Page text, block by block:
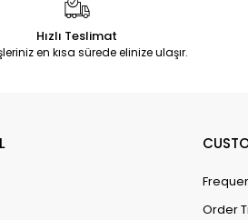
Hızlı Teslimat
en kısa sürede elinize ulaşır.
Order